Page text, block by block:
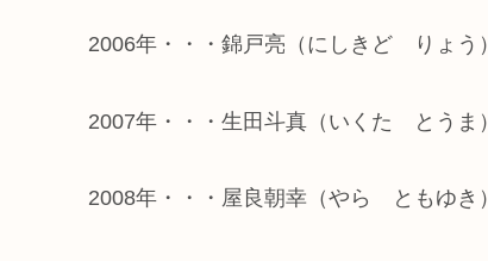
2006年・・・錦戸亮（にしきど りょ
2007年・・・生田斗真（いくた とうま
2008年・・・屋良朝幸（やら ともゆき